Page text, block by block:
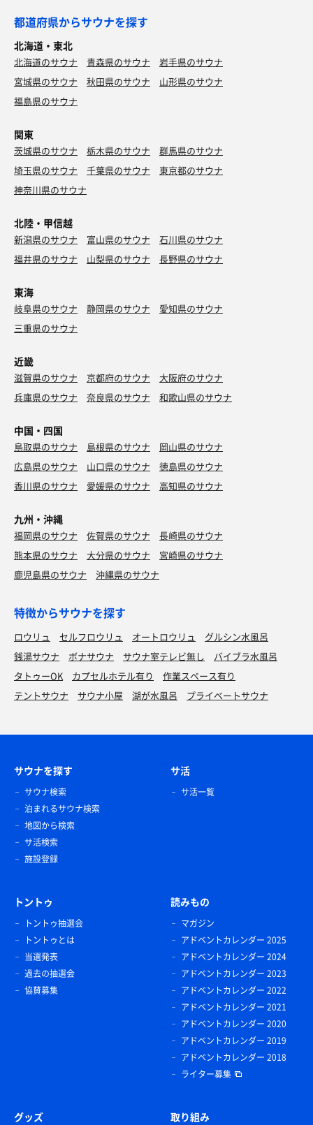
都道府県からサウナを探す
北海道・東北
北海道のサウナ 青森県のサウナ
岩手県のサウナ
宮城県のサウナ
秋田県のサウナ
山形県のサウナ
福島県のサウナ
関東
茨城県のサウナ 栃木県のサウナ
群馬県のサウナ
埼玉県のサウナ
千葉県のサウナ
東京都のサウナ
神奈川県のサウナ
北陸・甲信越
新潟県のサウナ 富山県のサウナ
石川県のサウナ
福井県のサウナ
山梨県のサウナ 長野県のサウナ
東海
岐阜県のサウナ 静岡県のサウナ
愛知県のサウナ
三重県のサウナ
近畿
滋賀県のサウナ 京都府のサウナ
大阪府のサウナ
兵庫県のサウナ
奈良県のサウナ 和歌山県のサウナ
中国・四国
鳥取県のサウナ 島根県のサウナ
岡山県のサウナ
広島県のサウナ
山口県のサウナ
徳島県のサウナ
香川県のサウナ
愛媛県のサウナ 高知県のサウナ
九州・沖縄
福岡県のサウナ 佐賀県のサウナ
長崎県のサウナ
熊本県のサウナ
大分県のサウナ
宮崎県のサウナ
鹿児島県のサウナ
沖縄県のサウナ
特徴からサウナを探す
ロウリュ セルフロウリュ オートロウリュ
グルシン水風呂
銭湯サウナ
ボナサウナ サウナ室テレビ無し
バイブラ水風呂
タトゥーOK
カプセルホテル有り
作業スペース有り
テントサウナ
サウナ小屋 湖が水風呂 プライベートサウナ
サウナを探す
サウナ検索
泊まれるサウナ検索
地図から検索
サ活検索
施設登録
サ活
サ活一覧
トントゥ
トントゥ抽選会
トントゥとは
当選発表
過去の抽選会
協賛募集
読みもの
マガジン
アドベントカレンダー 2025
アドベントカレンダー 2024
アドベントカレンダー 2023
アドベントカレンダー 2022
アドベントカレンダー 2021
アドベントカレンダー 2020
アドベントカレンダー 2019
アドベントカレンダー 2018
ライター募集
グッズ 取り組み